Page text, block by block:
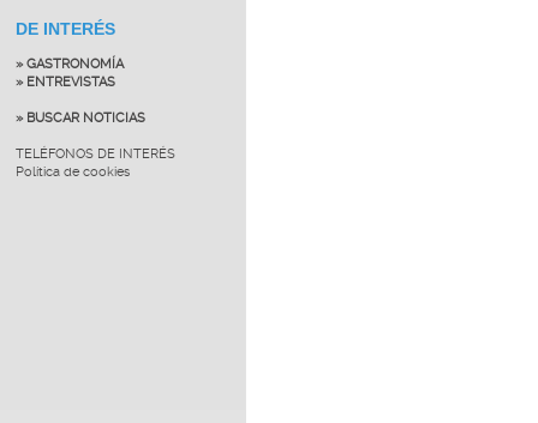
DE INTERÉS
» GASTRONOMÍA
» ENTREVISTAS
» BUSCAR NOTICIAS
TELÉFONOS DE INTERÉS
Política de cookies